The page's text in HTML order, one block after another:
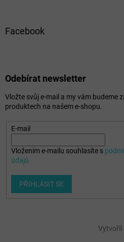
Facebook
Odebírat newsletter
Vložte svůj e-mail a my vám budeme
produktech na našem e-shopu.
E-mail
Vložením e-mailu souhlasíte s
údajů
PŘIHLÁSIT SE
Vytvořil